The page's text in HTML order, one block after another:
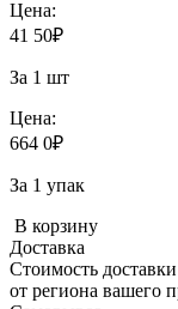
Цена:
41 50₽
За 1 шт
Цена:
664 0₽
За 1 упак
В корзину
Доставка
Стоимость
от региона вашего